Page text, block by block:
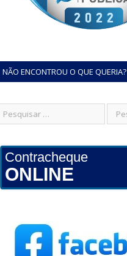
NÃO ENCONTROU O QUE QUERIA?
Contracheque
ONLINE